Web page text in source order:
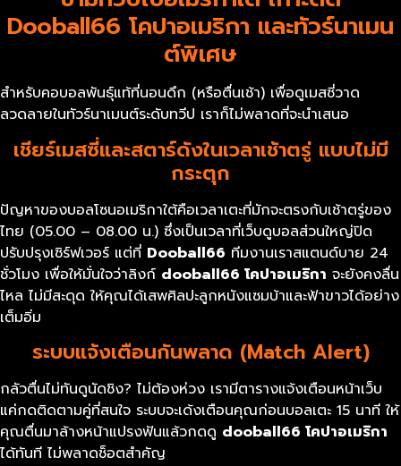
Dooball66 โคปาอเมริกา และทัวร์นาเมน
ต์พิเศษ
สำหรับคอบอลพันธุ์แท้ที่นอนดึก (หรือตื่นเช้า) เพื่อดูเมสซี่วาด
ลวดลายในทัวร์นาเมนต์ระดับทวีป เราก็ไม่พลาดที่จะนำเสนอ
เชียร์เมสซี่และสตาร์ดังในเวลาเช้าตรู่ แบบไม่มี
กระตุก
ปัญหาของบอลโซนอเมริกาใต้คือเวลาเตะที่มักจะตรงกับเช้าตรู่ของ
ไทย (05.00 – 08.00 น.) ซึ่งเป็นเวลาที่เว็บดูบอลส่วนใหญ่ปิด
ปรับปรุงเซิร์ฟเวอร์ แต่ที่ Dooball66 ทีมงานเราสแตนด์บาย 24
ชั่วโมง เพื่อให้มั่นใจว่าลิงก์ dooball66 โคปาอเมริกา จะยังคงลื่น
ไหล ไม่มีสะดุด ให้คุณได้เสพศิลปะลูกหนังแซมบ้าและฟ้าขาวได้อย่าง
เต็มอิ่ม
ระบบแจ้งเตือนกันพลาด (Match Alert)
กลัวตื่นไม่ทันดูนัดชิง? ไม่ต้องห่วง เรามีตารางแจ้งเตือนหน้าเว็บ
แค่กดติดตามคู่ที่สนใจ ระบบจะเด้งเตือนคุณก่อนบอลเตะ 15 นาที ให้
คุณตื่นมาล้างหน้าแปรงฟันแล้วกดดู dooball66 โคปาอเมริกา
ได้ทันที ไม่พลาดช็อตสำคัญ